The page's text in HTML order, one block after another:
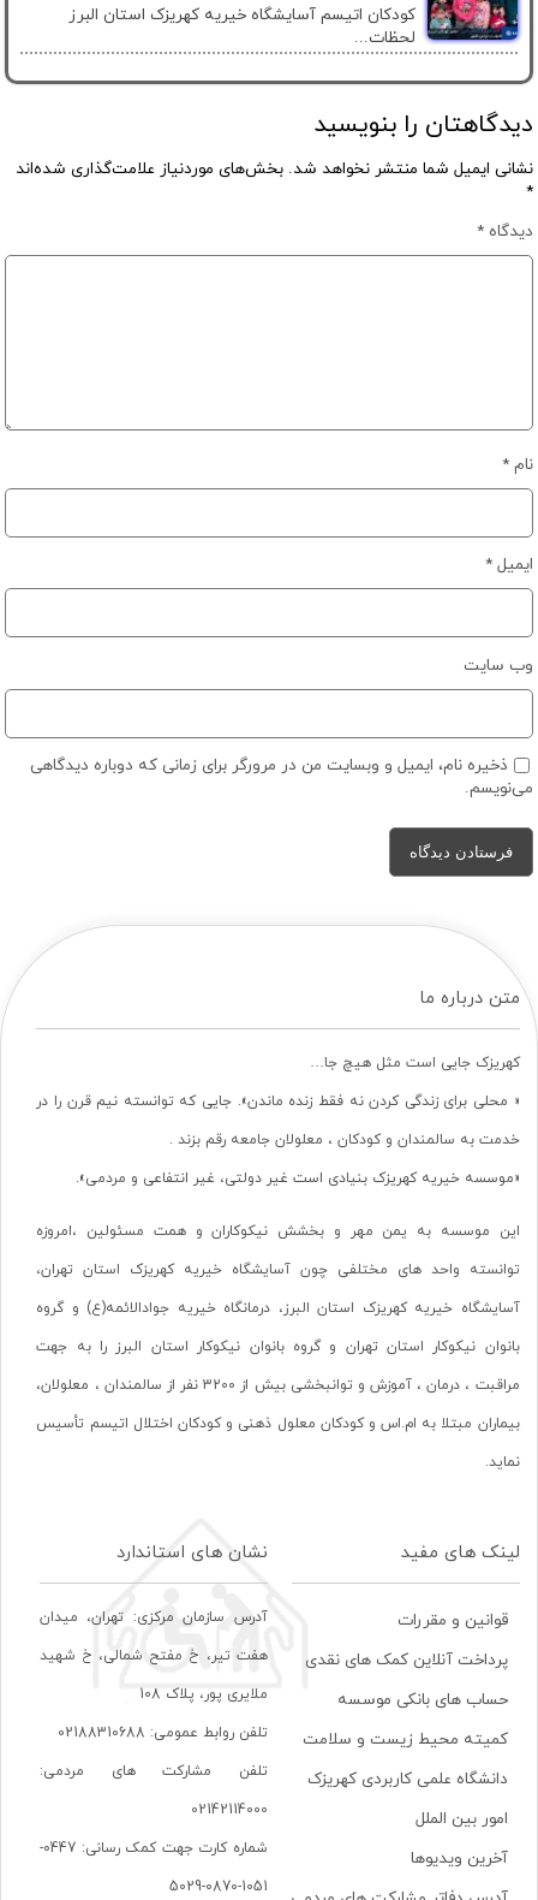
کودکان اتیسم آسایشگاه خیریه کهریزک استان البرز
لحظات...
دیدگاهتان را بنویسید
نشانی ایمیل شما منتشر نخواهد شد. بخش‌های موردنیاز علامت‌گذاری شده‌اند
*
دیدگاه*
نام*
ایمیل*
وب‌ سایت
ذخیره نام، ایمیل و وبسایت من در مرورگر برای زمانی که دوباره دیدگاهی
می‌نویسم.
متن درباره ما
کهریزک جایی است مثل هیچ جا…
« محلی برای زندگی کردن نه فقط زنده ماندن». جایی که توانسته نیم قرن را در
خدمت به سالمندان و کودکان ، معلولان جامعه رقم بزند .
«موسسه خیریه کهریزک بنیادی است غیر دولتی، غیر انتفاعی و مردمی».
این موسسه به یمن مهر و بخشش نیکوکاران و همت مسئولین ،امروزه
توانسته واحد های مختلفی چون آسایشگاه خیریه کهریزک استان تهران،
آسایشگاه خیریه کهریزک استان البرز، درمانگاه خیریه جوادالائمه(ع) و گروه
بانوان نیکوکار استان تهران و گروه بانوان نیکوکار استان البرز را به جهت
مراقبت ، درمان ، آموزش و توانبخشی بیش از 3200 نفر از سالمندان ، معلولان،
بیماران مبتلا به ام.اس و کودکان معلول ذهنی و کودکان اختلال اتیسم تأسیس
نماید.
لینک های مفید
قوانین و مقررات
پرداخت آنلاین کمک های نقدی
حساب های بانکی موسسه
کمیته محیط زیست و سلامت
دانشگاه علمی کاربردی کهریزک
امور بین الملل
آخرین ویدیوها
نشان های استاندارد
آدرس سازمان مرکزی: تهران، ميدان
هفت تير، خ مفتح شمالی، خ شهيد
ملايری پور، پلاک 108
تلفن روابط عمومی: 02188310688
تلفن مشارکت های مردمی:
02142114000
شماره کارت جهت کمک رسانی: 0447-
1051-0870-5029